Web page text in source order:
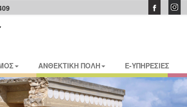
ΑΝΘΕΚΤΙΚΗ ΠΟΛΗ E-ΥΠΗΡΕΣΙΕΣ